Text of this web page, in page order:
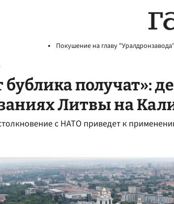
Покушение на главу "Уралдронзавода"
получат»:
Литвы на
с НАТО приведет к